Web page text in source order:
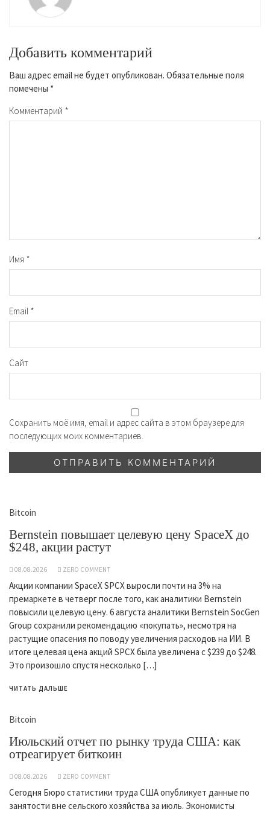
Добавить комментарий
Ваш адрес email не будет опубликован. Обязательные поля
помечены *
Комментарий *
Имя *
Email *
Сайт
Сохранить моё имя, email и адрес сайта в этом браузере для
последующих моих комментариев.
Bitcoin
Bernstein повышает целевую цену SpaceX до
$248, акции растут
08.08.2026 ZERO COMMENT
Акции компании SpaceX SPCX выросли почти на 3% на
премаркете в четверг после того, как аналитики Bernstein
повысили целевую цену. 6 августа аналитики Bernstein SocGen
Group сохранили рекомендацию «покупать», несмотря на
растущие опасения по поводу увеличения расходов на ИИ. В
итоге целевая цена акций SPCX была увеличена с $239 до $248.
Это произошло спустя несколько […]
ЧИТАТЬ ДАЛЬШЕ
Bitcoin
Июльский отчет по рынку труда США: как
отреагирует биткоин
08.08.2026 ZERO COMMENT
Сегодня Бюро статистики труда США опубликует данные по
занятости вне сельского хозяйства за июль. Экономисты